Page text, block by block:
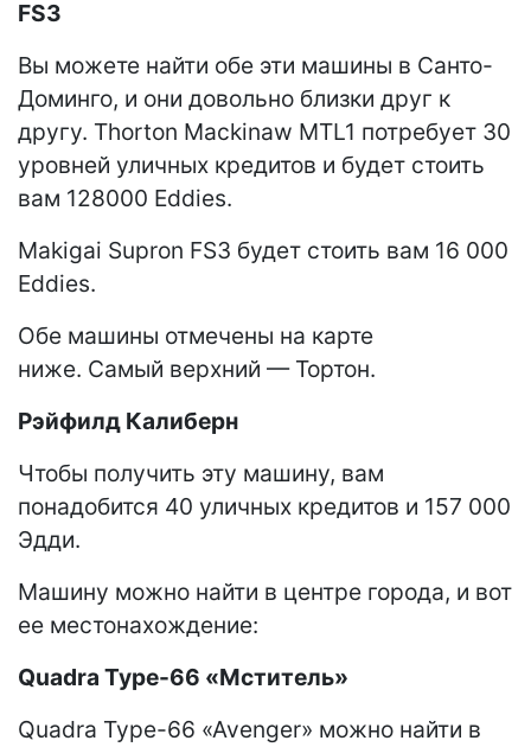
FS3
Вы можете найти обе эти машины в Санто-
Доминго, и они довольно близки друг к
другу. Thorton Mackinaw MTL1 потребует 30
уровней уличных кредитов и будет стоить
вам 128000 Eddies.
Makigai Supron FS3 будет стоить вам 16 000
Eddies.
Обе машины отмечены на карте
ниже. Самый верхний — Тортон.
Рэйфилд Калиберн
Чтобы получить эту машину, вам
понадобится 40 уличных кредитов и 157 000
Эдди.
Машину можно найти в центре города, и вот
ее местонахождение:
Quadra Type-66 «Мститель»
Quadra Type-66 «Avenger» можно найти в